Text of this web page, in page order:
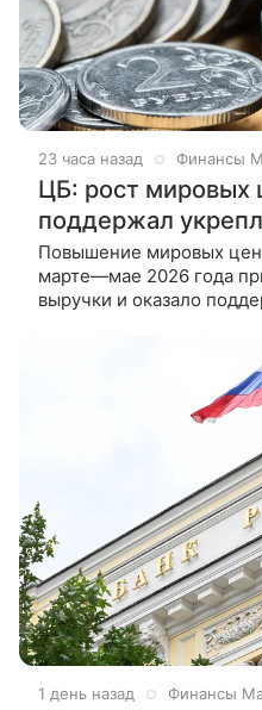
23 часа назад Финансы
ЦБ: рост мировых
поддержал
Повышение мировых цен
марте—мае 2026 года
выручки и оказало
1 день назад Финансы